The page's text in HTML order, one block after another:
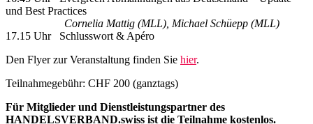
und Best Practices
Cornelia Mattig (MLL), Michael Schüepp (MLL)
17.15 Uhr Schlusswort & Apéro
Den Flyer zur Veranstaltung finden Sie hier.
Teilnahmegebühr: CHF 200 (ganztags)
Für Mitglieder und Dienstleistungspartner des
HANDELSVERBAND.swiss ist die Teilnahme kostenlos.